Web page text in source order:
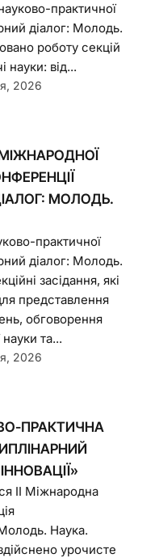
практичної
діалог: Молодь.
роботу секцій
науки: від...
2026
МІЖНАРОДНОЇ
МОЛОДЬ.
практичної
діалог: Молодь.
засідання, які
представлення
обговорення
та...
2026
ПРАКТИЧНА
ІІ Міжнародна
Наука.
урочисте